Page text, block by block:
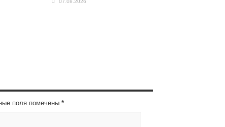
07.08.2026
поля помечены *